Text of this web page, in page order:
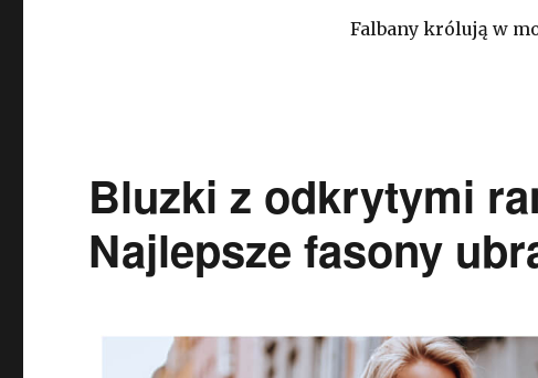
Falbany królują w
Bluzki z odkrytymi
Najlepsze fasony